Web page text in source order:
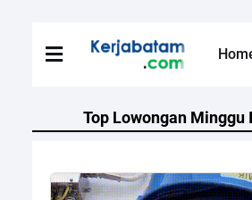
Top Lowongan Minggu